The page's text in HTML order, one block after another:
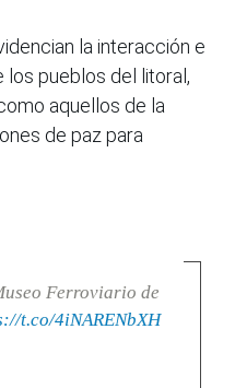
la interacción e
los pueblos del litoral,
aquellos de la
de paz para
Ferroviario de
t.co/4iNARENbXH